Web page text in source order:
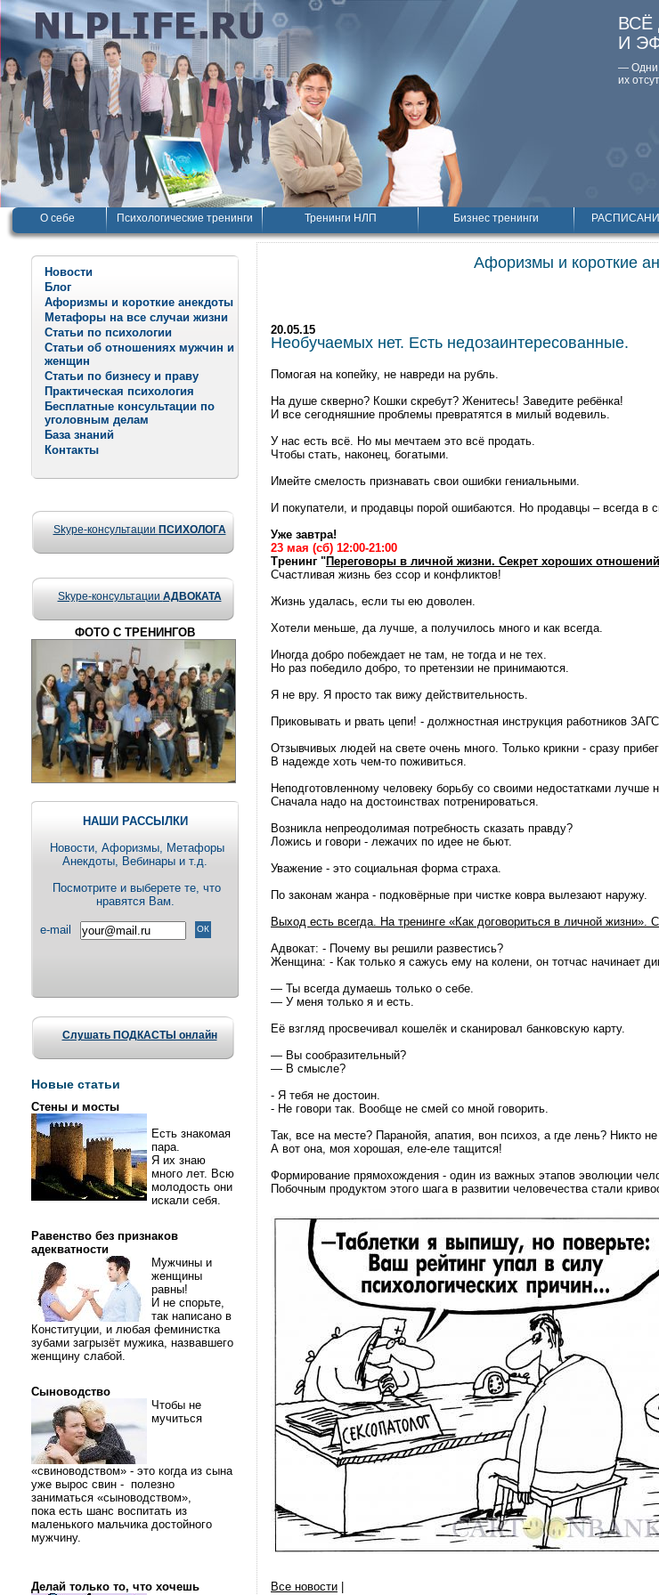
ВСЁ
И
— Одни
их
О себе Психологические тренинги Тренинги НЛП Бизнес тренинги
Новости
Блог
Афоризмы и короткие анекдоты
Метафоры на все случаи жизни
Статьи по психологии
Статьи об отношениях мужчин и
женщин
Статьи по бизнесу и праву
Практическая психология
Бесплатные консультации по
уголовным делам
База знаний
Контакты
Skype-консультации ПСИХОЛОГА
Skype-консультации АДВОКАТА
ФОТО С ТРЕНИНГОВ
НАШИ РАССЫЛКИ
Новости, Aфоризмы, Метафоры
Анекдоты, Вебинары и т.д.
Посмотрите и выберете те, что
нравятся Вам.
e-mail
Слушать ПОДКАСТЫ онлайн
Новые статьи
Стены и мосты
Есть знакомая
пара.
Я их знаю
много лет. Всю
молодость они
искали себя.
Равенство без признаков
адекватности
Мужчины и
женщины
равны!
И не спорьте,
так написано в
Конституции, и любая феминистка
зубами загрызёт мужика, назвавшего
женщину слабой.
Сыноводство
Чтобы не
мучиться
«свиноводством» - это когда из сына
уже вырос свин - полезно
заниматься «сыноводством»,
пока есть шанс воспитать из
маленького мальчика достойного
мужчину.
Делай только то, что хочешь
Афоризмы и короткие
20.05.15
Необучаемых нет. Есть недозаинтересованные.
Помогая на копейку, не навреди на рубль.
На душе скверно? Кошки скребут? Женитесь! Заведите ребёнка!
И все сегодняшние проблемы превратятся в милый водевиль.
У нас есть всё. Но мы мечтаем это всё продать.
Чтобы стать, наконец, богатыми.
Имейте смелость признавать свои ошибки гениальными.
И покупатели, и продавцы порой ошибаются. Но продавцы – всегда в
Уже завтра!
23 мая (сб) 12:00-21:00
Тренинг "Переговоры в личной жизни. Секрет хороших отношений
Счастливая жизнь без ссор и конфликтов!
Жизнь удалась, если ты ею доволен.
Хотели меньше, да лучше, а получилось много и как всегда.
Иногда добро побеждает не там, не тогда и не тех.
Но раз победило добро, то претензии не принимаются.
Я не вру. Я просто так вижу действительность.
Приковывать и рвать цепи! - должностная инструкция работников
Отзывчивых людей на свете очень много. Только крикни - сразу
В надежде хоть чем-то поживиться.
Неподготовленному человеку борьбу со своими недостатками лучше
Сначала надо на достоинствах потренироваться.
Возникла непреодолимая потребность сказать правду?
Ложись и говори - лежачих по идее не бьют.
Уважение - это социальная форма страха.
По законам жанра - подковёрные при чистке ковра вылезают наружу.
Выход есть всегда. На тренинге «Как договориться в личной жизни».
Адвокат: - Почему вы решили развестись?
Женщина: - Как только я сажусь ему на колени, он тотчас начинает
— Ты всегда думаешь только о себе.
— У меня только я и есть.
Её взгляд просвечивал кошелёк и сканировал банковскую карту.
— Вы сообразительный?
— В смысле?
- Я тебя не достоин.
- Не говори так. Вообще не смей со мной говорить.
Так, все на месте? Паранойя, апатия, вон психоз, а где лень? Никто
А вот она, моя хорошая, еле-еле тащится!
Формирование прямохождения - один из важных этапов эволюции
Побочным продуктом этого шага в развитии человечества стали
Все новости